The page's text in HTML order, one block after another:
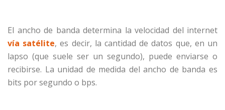
El ancho de banda determina la velocidad del internet
vía satélite, es decir, la cantidad de datos que, en un
lapso (que suele ser un segundo), puede enviarse o
recibirse. La unidad de medida del ancho de banda es
bits por segundo o bps.